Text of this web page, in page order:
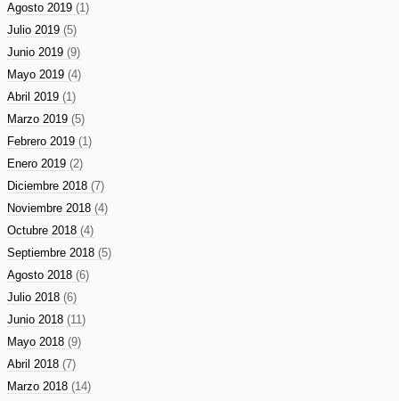
Agosto 2019 (1)
Julio 2019 (5)
Junio 2019 (9)
Mayo 2019 (4)
Abril 2019 (1)
Marzo 2019 (5)
Febrero 2019 (1)
Enero 2019 (2)
Diciembre 2018 (7)
Noviembre 2018 (4)
Octubre 2018 (4)
Septiembre 2018 (5)
Agosto 2018 (6)
Julio 2018 (6)
Junio 2018 (11)
Mayo 2018 (9)
Abril 2018 (7)
Marzo 2018 (14)